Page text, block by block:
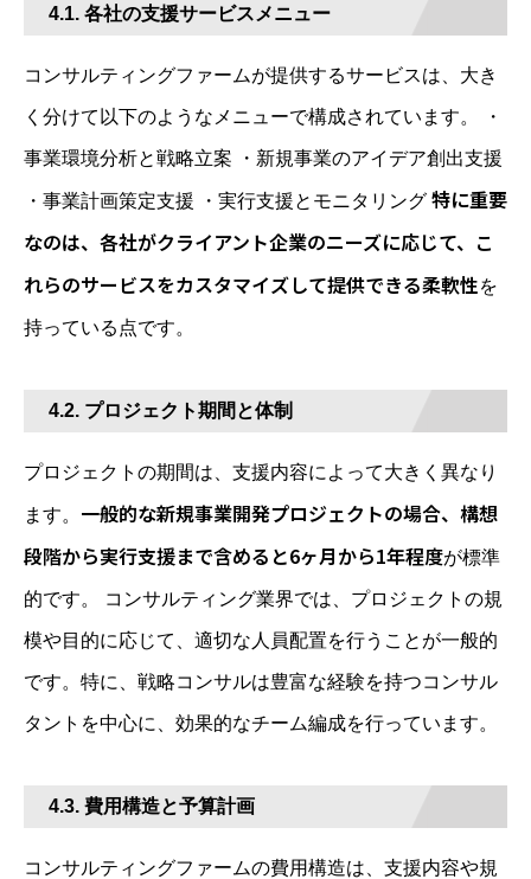
4.1. 各社の支援サービスメニュー
コンサルティングファームが提供するサービスは、大き
く分けて以下のようなメニューで構成されています。 ・
事業環境分析と戦略立案 ・新規事業のアイデア創出支援
・事業計画策定支援 ・実行支援とモニタリング 特に重要
なのは、各社がクライアント企業のニーズに応じて、こ
れらのサービスをカスタマイズして提供できる柔軟性を
持っている点です。
4.2. プロジェクト期間と体制
プロジェクトの期間は、支援内容によって大きく異なり
ます。 一般的な新規事業開発プロジェクトの場合、構想
段階から実行支援まで含めると6ヶ月から1年程度が標準
的です。 コンサルティング業界では、プロジェクトの規
模や目的に応じて、適切な人員配置を行うことが一般的
です。特に、戦略コンサルは豊富な経験を持つコンサル
タントを中心に、効果的なチーム編成を行っています。
4.3. 費用構造と予算計画
コンサルティングファームの費用構造は、支援内容や規